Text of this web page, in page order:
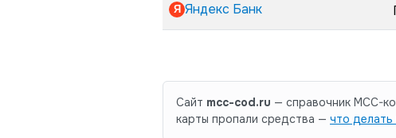
Яндекс Банк
Сайт mcc-cod.ru — справочник MCC-
карты пропали средства — что